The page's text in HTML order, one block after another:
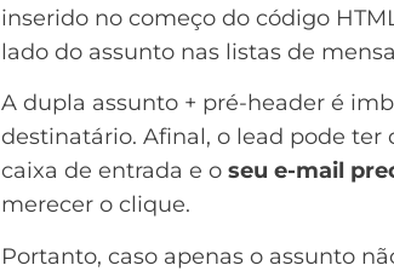
inserido no começo do código
lado do assunto nas listas de
A dupla assunto + pré-header é
destinatário. Afinal, o lead pode ter
caixa de entrada e o seu e-mail
merecer o clique.
Portanto, caso apenas o assunto